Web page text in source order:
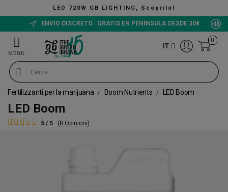
GB LIGHTING, Scoprilo!
ENVÍO DISCRETO | GRATIS EN PENÍNSULA DESDE 30€
IT
0
Fertilizzanti per la marijuana Boom Nutrients LED Boom
LED Boom
5 / 5 (8 Opinioni)